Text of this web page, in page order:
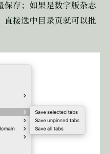
保存；如果是数字版杂志
直接选中目录页就可以批